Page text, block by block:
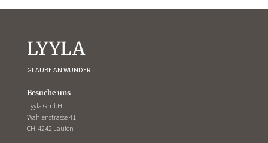
LYYLA
GLAUBE AN WUNDER
Besuche uns
Lyyla GmbH
Wahlenstrasse 41
CH-4242 Laufen